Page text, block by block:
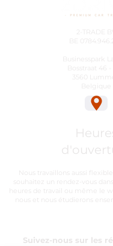
2-TRADE BV
Businesspark
Bosstraat 46 -
Nous travaillons aussi
souhaitez un rendez-vous
heures de travail ou même le
nous et nous étudierons
Suivez-nous sur les